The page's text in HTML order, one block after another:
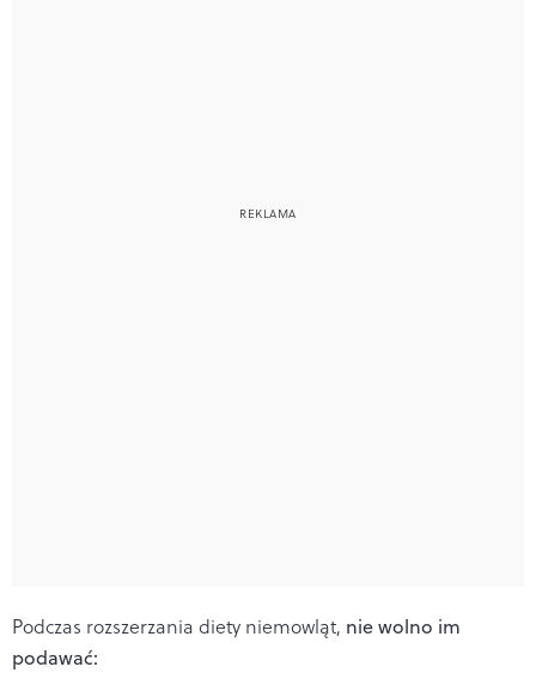
Podczas rozszerzania diety niemowląt, nie wolno im
podawać: